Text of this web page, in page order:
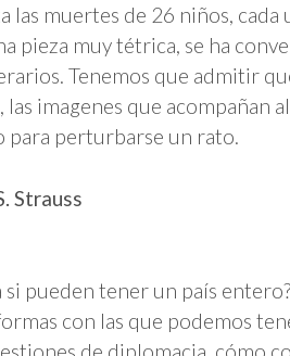
las muertes de 26 niños, cada
pieza muy tétrica, se ha
Tenemos que admitir
imagenes que acompañan
para perturbarse un rato.
Strauss
pueden tener un país
con las que podemos